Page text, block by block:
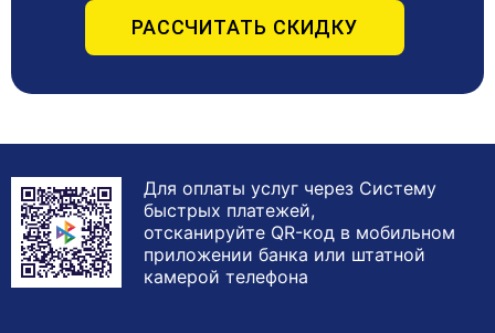
РАССЧИТАТЬ СКИДКУ
Для оплаты услуг через Систему
быстрых платежей,
отсканируйте QR-код в мобильном
приложении банка или штатной
камерой телефона